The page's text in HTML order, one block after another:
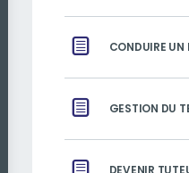
CONDUIRE UN
GESTION DU
DEVENIR